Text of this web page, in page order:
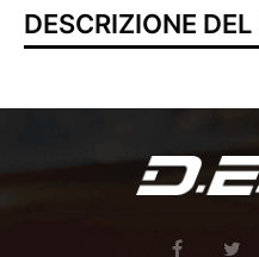
DESCRIZIONE